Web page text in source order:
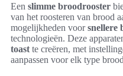
Een slimme broodrooster
van het roosteren van brood
mogelijkheden voorsnellere
technologieën. Deze
toast te creëren, met
aanpassen voor elk type